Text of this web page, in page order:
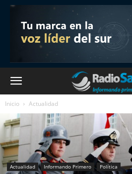
Inicio Actualidad
Actualidad Informando Primero Política